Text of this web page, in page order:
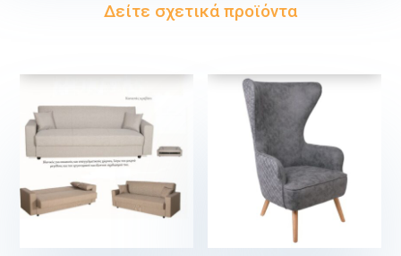
Δείτε σχετικά προϊόντα